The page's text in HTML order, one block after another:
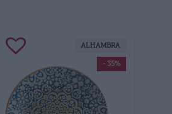
- 35%
ALHAMBRA